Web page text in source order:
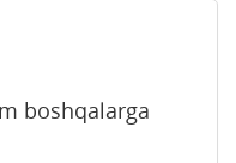
boshqalarga